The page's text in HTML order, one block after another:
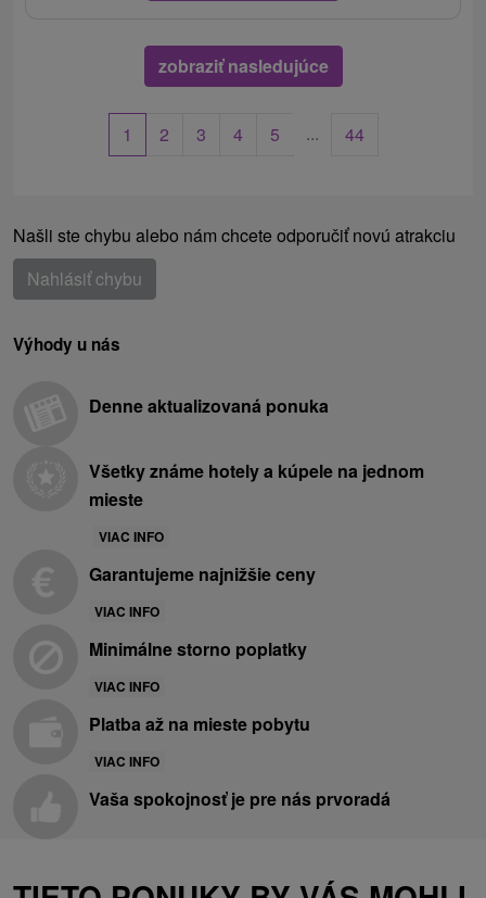
zobraziť nasledujúce
1 2 3 4 5 ... 44
Našli ste chybu alebo nám chcete odporučiť novú atrakciu
Nahlásiť chybu
Výhody u nás
Denne aktualizovaná ponuka
Všetky známe hotely a kúpele na jednom
mieste
VIAC INFO
Garantujeme najnižšie ceny
VIAC INFO
Minimálne storno poplatky
VIAC INFO
Platba až na mieste pobytu
VIAC INFO
Vaša spokojnosť je pre nás prvoradá